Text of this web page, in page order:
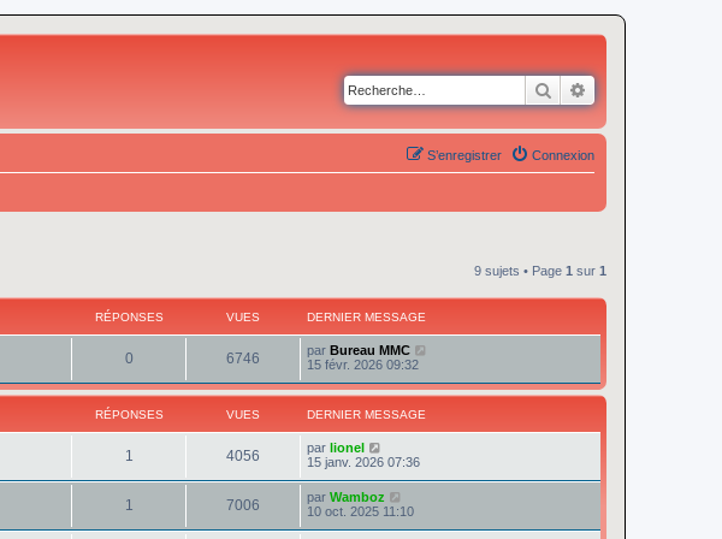
Rechercher
Connexion
S’enregistrer
9 sujets • Page 1 sur 1
RÉPONSES VUES DERNIER MESSAGE
0 6746 par Bureau MMC
15 févr. 2026 09:32
RÉPONSES VUES DERNIER MESSAGE
1 4056 par lionel
15 janv. 2026 07:36
1 7006 par Wamboz
10 oct. 2025 11:10